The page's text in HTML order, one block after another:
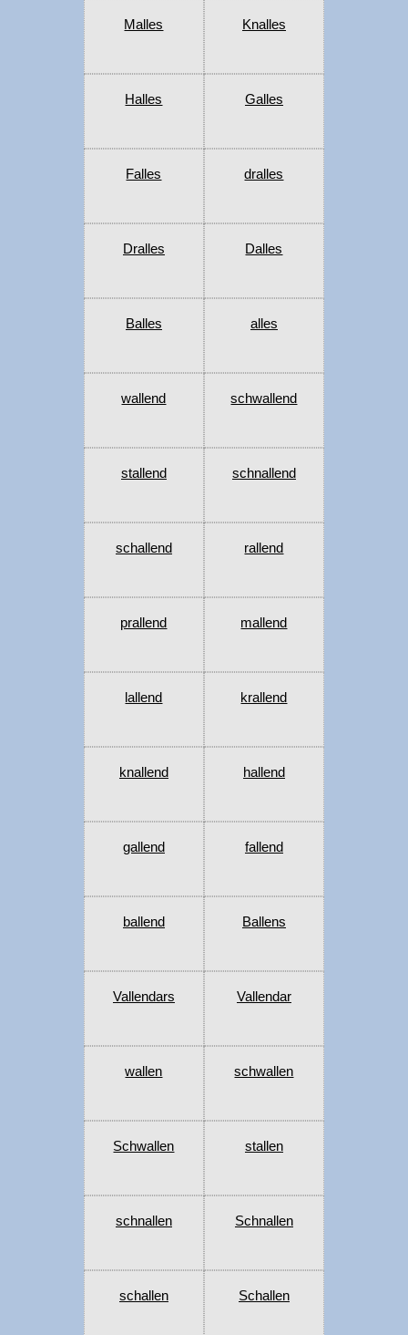
Malles Knalles
Halles Galles
Falles dralles
Dralles Dalles
Balles alles
wallend schwallend
stallend schnallend
schallend rallend
prallend mallend
lallend krallend
knallend hallend
gallend fallend
ballend Ballens
Vallendars Vallendar
wallen schwallen
Schwallen stallen
schnallen Schnallen
schallen Schallen